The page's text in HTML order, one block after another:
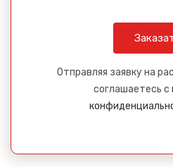
Отправляя заявку на
соглашаетесь с